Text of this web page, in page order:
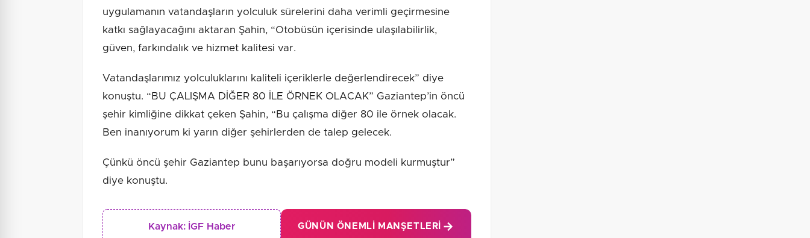
uygulamanın vatandaşların yolculuk sürelerini daha verimli geçirmesine
katkı sağlayacağını aktaran Şahin, “Otobüsün içerisinde ulaşılabilirlik,
güven, farkındalık ve hizmet kalitesi var.
Vatandaşlarımız yolculuklarını kaliteli içeriklerle değerlendirecek” diye
konuştu. “BU ÇALIŞMA DİĞER 80 İLE ÖRNEK OLACAK” Gaziantep’in öncü
şehir kimliğine dikkat çeken Şahin, “Bu çalışma diğer 80 ile örnek olacak.
Ben inanıyorum ki yarın diğer şehirlerden de talep gelecek.
Çünkü öncü şehir Gaziantep bunu başarıyorsa doğru modeli kurmuştur”
diye konuştu.
Kaynak: İGF Haber GÜNÜN ÖNEMLI MANŞETLERI